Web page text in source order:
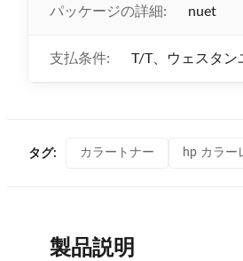
パッケージの詳細: nuet
支払条件: T/T、ウェスタン
タグ: カラートナー hp カラー
製品説明